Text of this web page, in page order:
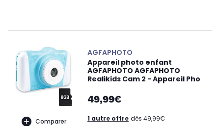
Comparer
AGFAPHOTO
Appareil photo enfant
AGFAPHOTO AGFAPHOTO
Realikids Cam 2 - Appareil Pho
49,99€
1 autre offre dès 49,99€